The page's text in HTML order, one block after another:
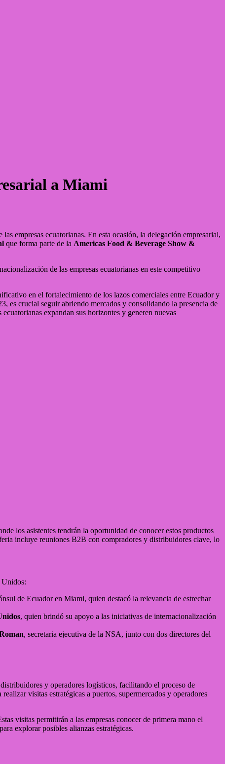
a Miami
empresas ecuatorianas. En esta ocasión, la delegación empresarial,
que forma parte de la Americas Food & Beverage Show &
de las empresas ecuatorianas en este competitivo
en el fortalecimiento de los lazos comerciales entre Ecuador y
es crucial seguir abriendo mercados y consolidando la presencia de
expandan sus horizontes y generen nuevas
los asistentes tendrán la oportunidad de conocer estos productos
incluye reuniones B2B con compradores y distribuidores clave, lo
Unidos:
de Ecuador en Miami, quien destacó la relevancia de estrechar
, quien brindó su apoyo a las iniciativas de internacionalización
, secretaria ejecutiva de la NSA, junto con dos directores del
y operadores logísticos, facilitando el proceso de
visitas estratégicas a puertos, supermercados y operadores
visitas permitirán a las empresas conocer de primera mano el
explorar posibles alianzas estratégicas.